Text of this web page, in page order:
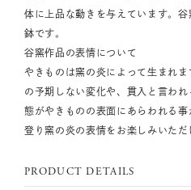
体に上品な動きを与えています。
鉢です。
谷窯作品の表情について
やきものは窯の炎によって生まれ
の予期しない変化や、貫入と言わ
態がやきものの表面にあらわれる事
登り窯の炎の表情をお楽しみいただ
PRODUCT DETAILS